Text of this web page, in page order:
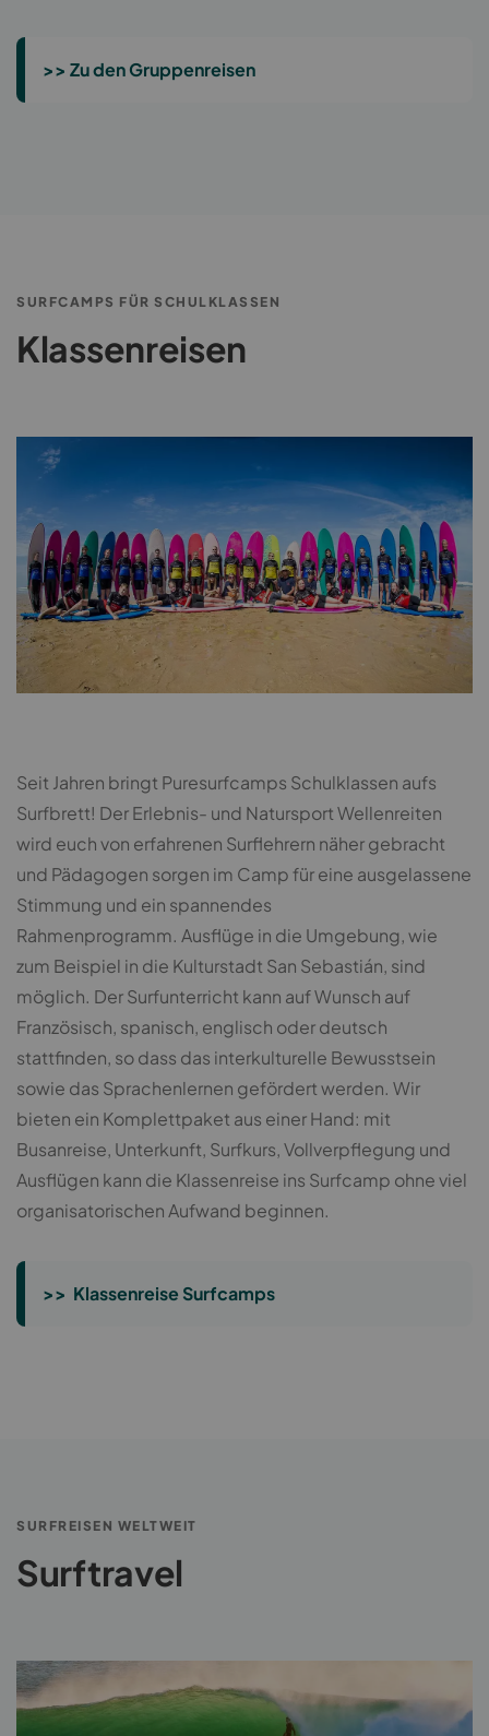
>> Zu den Gruppenreisen
SURFCAMPS FÜR SCHULKLASSEN
Klassenreisen
Seit Jahren bringt Puresurfcamps Schulklassen aufs
Surfbrett! Der Erlebnis- und Natursport Wellenreiten
wird euch von erfahrenen Surflehrern näher gebracht
und Pädagogen sorgen im Camp für eine ausgelassene
Stimmung und ein spannendes
Rahmenprogramm. Ausflüge in die Umgebung, wie
zum Beispiel in die Kulturstadt San Sebastián, sind
möglich. Der Surfunterricht kann auf Wunsch auf
Französisch, spanisch, englisch oder deutsch
stattfinden, so dass das interkulturelle Bewusstsein
sowie das Sprachenlernen gefördert werden. Wir
bieten ein Komplettpaket aus einer Hand: mit
Busanreise, Unterkunft, Surfkurs, Vollverpflegung und
Ausflügen kann die Klassenreise ins Surfcamp ohne viel
organisatorischen Aufwand beginnen.
>> Klassenreise Surfcamps
SURFREISEN WELTWEIT
Surftravel